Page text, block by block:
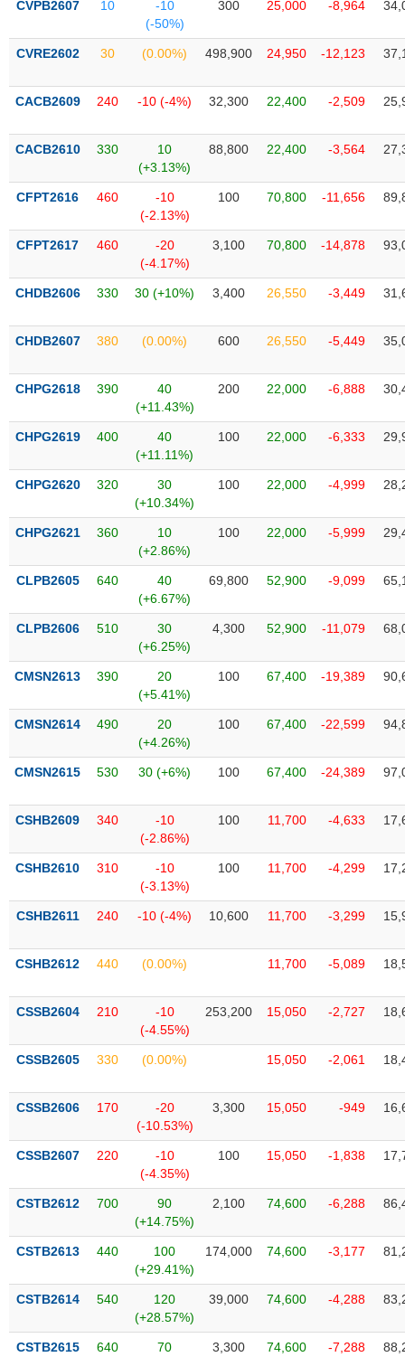
Tâm
thị
trường
CVPB2607 10
-10
(-50%)
300 25,000 -8,964
CVRE2602 30 (0.00%) 498,900 24,950 -12,123
CACB2609 240 -10 (-4%) 32,300 22,400 -2,509
CACB2610 330
10
(+3.13%)
88,800 22,400 -3,564
CFPT2616 460
-10
(-2.13%)
100 70,800 -11,656
CFPT2617 460
-20
(-4.17%)
3,100 70,800 -14,878
CHDB2606 330 30 (+10%) 3,400 26,550 -3,449
CHDB2607 380 (0.00%) 600 26,550 -5,449
CHPG2618 390
40
(+11.43%)
200 22,000 -6,888
CHPG2619 400
40
(+11.11%)
100 22,000 -6,333
CHPG2620 320
30
(+10.34%)
100 22,000 -4,999
CHPG2621 360
10
(+2.86%)
100 22,000 -5,999
CLPB2605 640
40
(+6.67%)
69,800 52,900 -9,099
CLPB2606 510
30
(+6.25%)
4,300 52,900 -11,079
CMSN2613 390
20
(+5.41%)
100 67,400 -19,389
CMSN2614 490
20
(+4.26%)
100 67,400 -22,599
CMSN2615 530 30 (+6%) 100 67,400 -24,389
CSHB2609 340
-10
(-2.86%)
100 11,700 -4,633
CSHB2610 310
-10
(-3.13%)
100 11,700 -4,299
CSHB2611 240 -10 (-4%) 10,600 11,700 -3,299
CSHB2612 440 (0.00%) 11,700 -5,089
CSSB2604 210
-10
(-4.55%)
253,200 15,050 -2,727
CSSB2605 330 (0.00%) 15,050 -2,061
CSSB2606 170
-20
(-10.53%)
3,300 15,050 -949
CSSB2607 220
-10
(-4.35%)
100 15,050 -1,838
CSTB2612 700
90
(+14.75%)
2,100 74,600 -6,288
CSTB2613 440
100
(+29.41%)
174,000 74,600 -3,177
CSTB2614 540
120
(+28.57%)
39,000 74,600 -4,288
CSTB2615 640
70
3,300 74,600 -7,288
DÙNG
THIẾT
YẾU
TIÊU
THIẾT
YẾU
CHĂM
SỨC
TÀI
TIN
VỤ
THÔNG
TIỆN
ÍCH
BẤT
SẢN
Mã
chứng
(-)
Cổ phiếu Chỉ số
đạo
(-)
Tất cả Người nội bộ Người liên quan Cổ đông lớn